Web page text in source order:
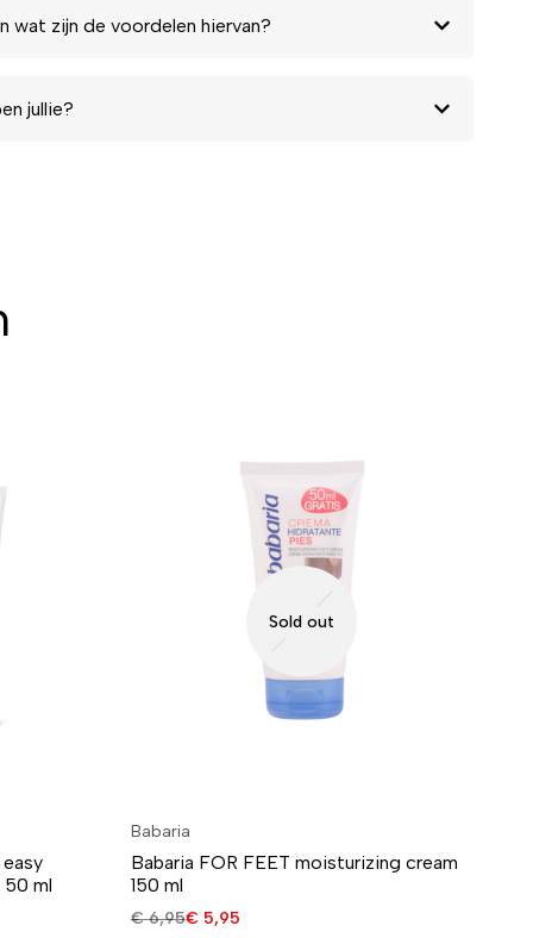
wat zijn de voordelen hiervan?
jullie?
ml
Sold out
Babaria
Babaria FOR FEET moisturizing cream
150 ml
€6,95€5,95